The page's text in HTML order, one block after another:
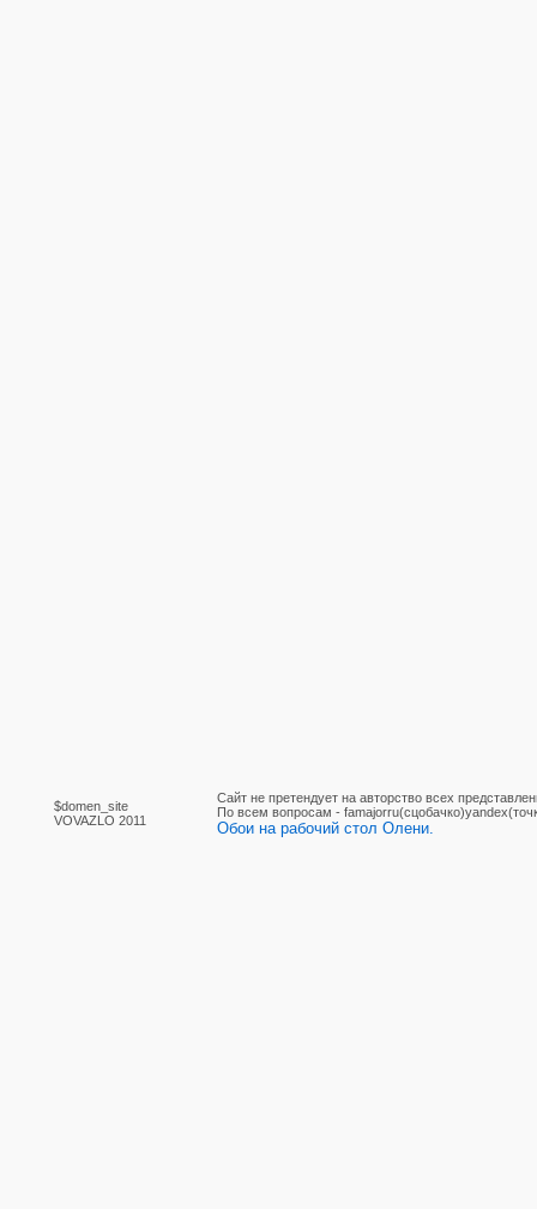
$domen_site
VOVAZLO 2011
Сайт не претендует на авторство всех
По вcем вопросам -
Обои на рабочий стол Олени.